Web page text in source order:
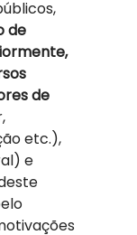
de
de
etc.),
e